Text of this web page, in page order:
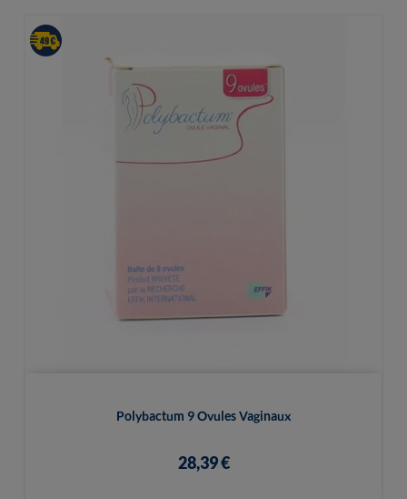
Polybactum 9 Ovules Vaginaux
28,39 €